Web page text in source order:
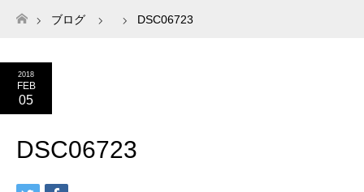
ホーム
ブログ DSC06723
2018
FEB
05
DSC06723